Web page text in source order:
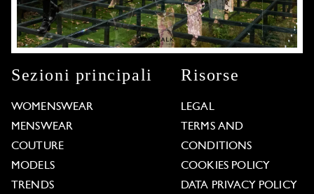
Sezioni principali
WOMENSWEAR
MENSWEAR
COUTURE
MODELS
TRENDS
Risorse
LEGAL
TERMS AND
CONDITIONS
COOKIES POLICY
DATA PRIVACY POLICY